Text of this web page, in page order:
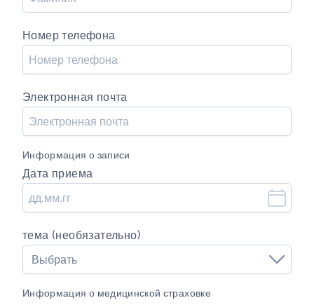
Номер телефона
Электронная почта
Информация о записи
Дата приема
тема (необязательно)
Выбрать
Информация о медицинской страховке